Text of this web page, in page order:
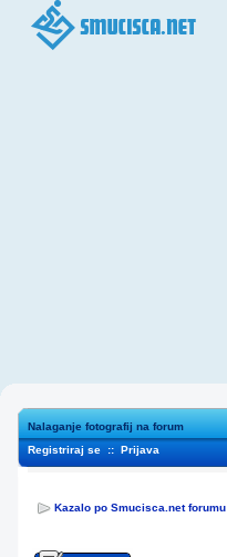
Nalaganje fotografij na forum
Registriraj se :: Prijava
Kazalo po Smucisca.net forumu